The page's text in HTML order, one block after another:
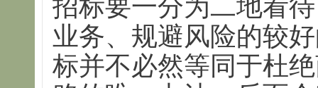
招标要一分为二地看
业务、规避风险的较
标并不必然等同于杜